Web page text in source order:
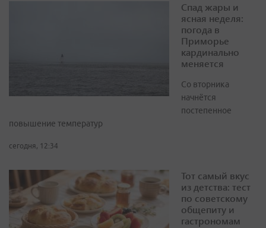
Спад жары и
ясная неделя:
погода в
Приморье
кардинально
меняется
Со вторника
начнётся
постепенное
повышение температур
сегодня, 12:34
Тот самый вкус
из детства: тест
по советскому
общепиту и
гастрономам